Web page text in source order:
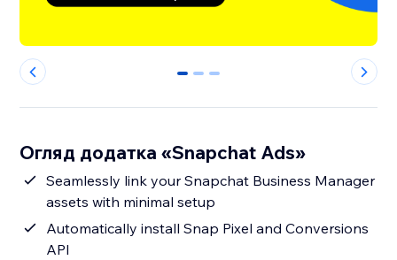
0 1 2
Огляд додатка «Snapchat Ads»
Seamlessly link your Snapchat Business Manager
assets with minimal setup
Automatically install Snap Pixel and Conversions
API